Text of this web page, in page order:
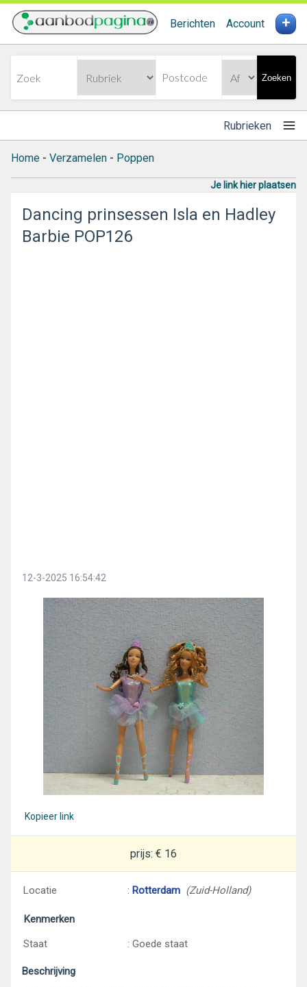
Berichten Account +
Zoeken
Rubrieken
Home - Verzamelen - Poppen
Je link hier plaatsen
Dancing prinsessen Isla en Hadley
Barbie POP126
12-3-2025 16:54:42
Kopieer link
prijs: € 16
Locatie : Rotterdam (Zuid-Holland)
Kenmerken
Staat
: Goede staat
Beschrijving